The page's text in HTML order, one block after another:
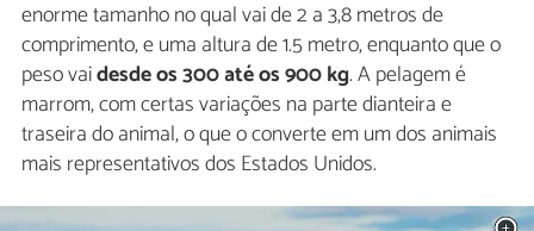
enorme tamanho no qual vai de 2 a 3,8 metros de
comprimento, e uma altura de 1.5 metro, enquanto que o
peso vaidesde os 300 até os 900 kg. A pelagem é
marrom, com certas variações na parte dianteira e
traseira do animal, o que o converte em um dos animais
mais representativos dos Estados Unidos.